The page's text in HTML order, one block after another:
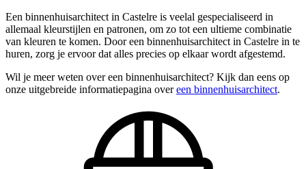
Een binnenhuisarchitect in Castelre is veelal gespecialiseerd in
allemaal kleurstijlen en patronen, om zo tot een ultieme combinatie
van kleuren te komen. Door een binnenhuisarchitect in Castelre in te
huren, zorg je ervoor dat alles precies op elkaar wordt afgestemd.
Wil je meer weten over een binnenhuisarchitect? Kijk dan eens op
onze uitgebreide informatiepagina overeen binnenhuisarchitect.